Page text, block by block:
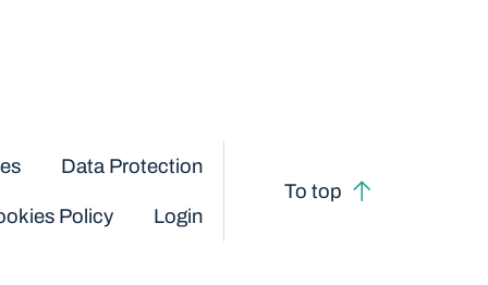
Data Protection
Policy Login
To top